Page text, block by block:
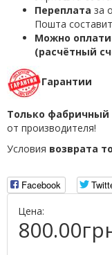
Переплата за
Пошта
Можно
(расчётный
Гарантии
Только фабричный
от производителя!
Условия возврата
Facebook
Цена: